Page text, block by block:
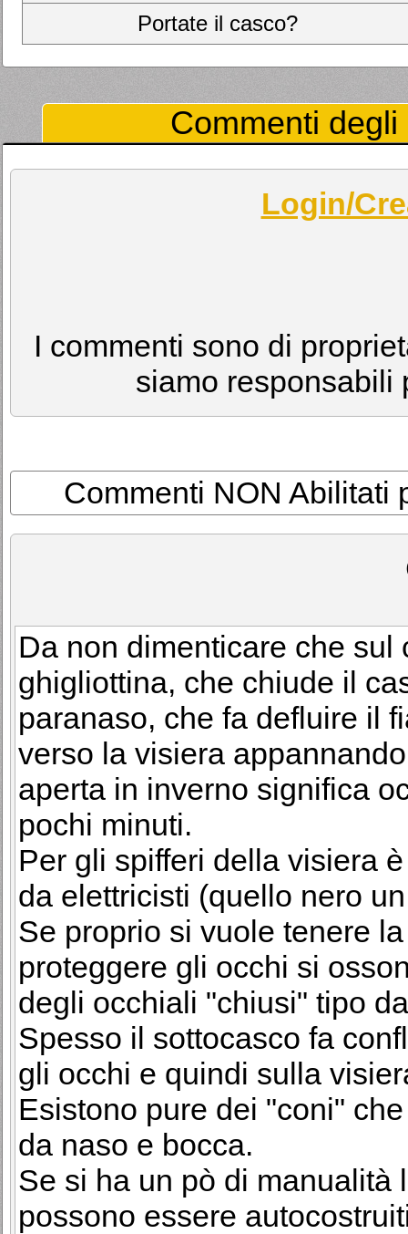
Portate il casco?
Commenti
Login/
I commenti sono di
siamo responsabili
Commenti NON Abilitati
Da non dimenticare che
ghigliottina, che chiude il
paranaso, che fa defluire il
verso la visiera
aperta in inverno significa
pochi minuti.
Per gli spifferi della visiera
da elettricisti (quello nero
Se proprio si vuole tenere
proteggere gli occhi si
degli occhiali "chiusi" tipo
Spesso il sottocasco fa
gli occhi e quindi sulla
Esistono pure dei "coni"
da naso e bocca.
Se si ha un pò di manualità
possono essere